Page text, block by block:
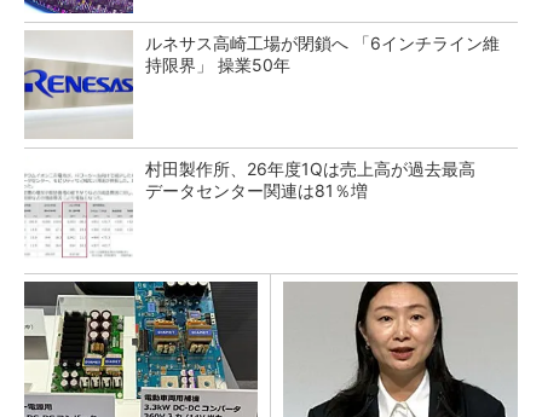
ルネサス高崎工場が閉鎖へ 「6インチライン維
持限界」 操業50年
村田製作所、26年度1Qは売上高が過去最高
データセンター関連は81％増